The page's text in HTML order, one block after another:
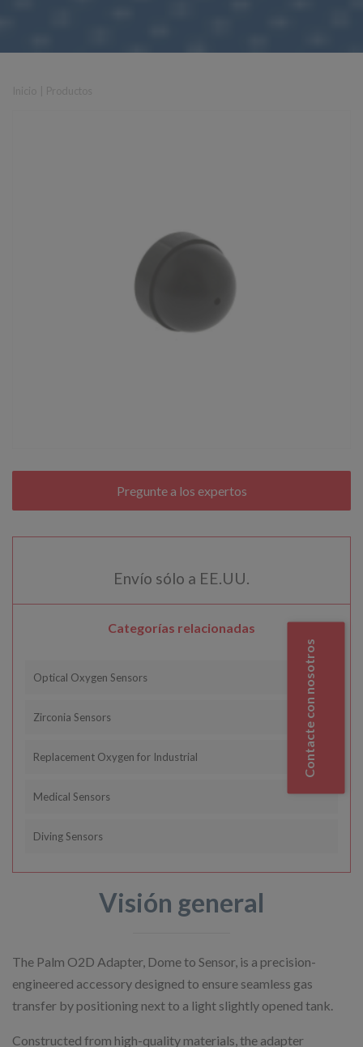
Envío sólo a EE.UU.
Categorías relacionadas
Optical Oxygen Sensors
Zirconia Sensors
Replacement Oxygen for Industrial
Medical Sensors
Diving Sensors
Visión general
The Palm O2D Adapter, Dome to Sensor, is a precision-
engineered accessory designed to ensure seamless gas
transfer by positioning next to a light slightly opened tank.
Constructed from high-quality materials, the adapter
Contacte con nosotros